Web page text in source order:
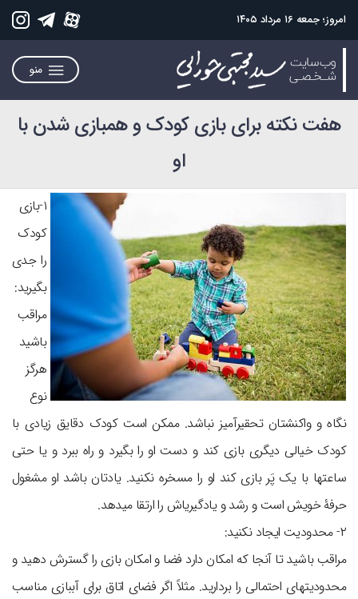
امروز؛ جمعه ۱۶ مرداد ۱۴۰۵
منو
هفت نکته برای بازی کودک و هم‎بازی شدن با
او
۱-بازی
کودک
را جدی
بگیرید:
مراقب
باشید
هرگز
نوع
نگاه و واکنش‎تان تحقیرآمیز نباشد. ممکن است کودک دقایق زیادی با
کودک خیالی دیگری بازی کند و دست او را بگیرد و راه ببرد و یا حتی
ساعت‎ها با یک پَر بازی کند او را مسخره نکنید. یادتان باشد او مشغول
حرفۀ خویش است و رشد و یادگیری‎اش را ارتقا می‎دهد.
۲- محدودیت ایجاد نکنید:
مراقب باشید تا آنجا که امکان دارد فضا و امکان بازی را گسترش دهید و
محدودیت‎های احتمالی را بردارید. مثلاً اگر فضای اتاق برای آب‎بازی مناسب